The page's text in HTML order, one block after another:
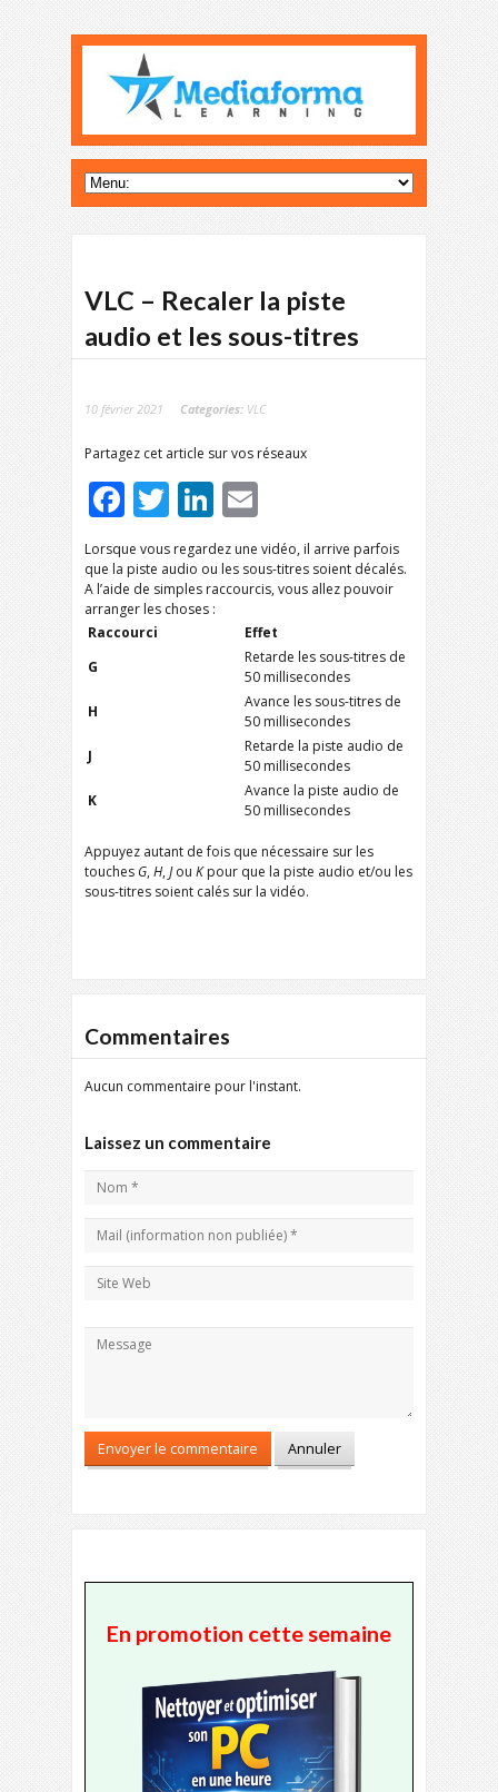
VLC – Recaler la piste
audio et les sous-titres
10 février 2021 Categories: VLC
Partagez cet article sur vos réseaux
Facebook
TwitterLinkedIn
Lorsque vous regardez une vidéo, il arrive parfois
que la piste audio ou les sous-titres soient décalés.
A l’aide de simples raccourcis, vous allez pouvoir
arranger les choses :
Raccourci
Effet
G
Retarde les sous-titres de
50 millisecondes
H
Avance les sous-titres de
50 millisecondes
J
Retarde la piste audio de
50 millisecondes
K
Avance la piste audio de
50 millisecondes
Appuyez autant de fois que nécessaire sur les
touches G,H,Jou Kpour que la piste audio et/ou les
sous-titres soient calés sur la vidéo.
Commentaires
Aucun commentaire pour l'instant.
Laissez un commentaire
En promotion cette semaine